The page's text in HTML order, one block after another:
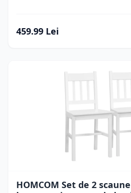
459.99 Lei
HOMCOM Set de 2